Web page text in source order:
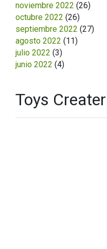
noviembre 2022 (26)
octubre 2022 (26)
septiembre 2022 (27)
agosto 2022 (11)
julio 2022 (3)
junio 2022 (4)
Toys